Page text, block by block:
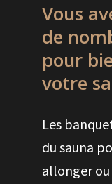
Vous
de
pour
votre
Les
du sauna
allonger ou